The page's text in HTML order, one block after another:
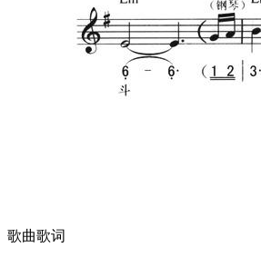
歌曲歌词